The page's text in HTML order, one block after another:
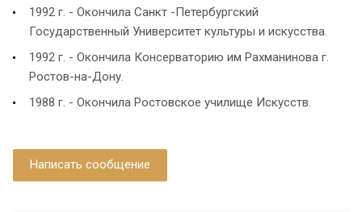
1992 г. - Окончила Санкт -Петербургский
Государственный Университет культуры и искусства.
1992 г. - Окончила Консерваторию им Рахманинова г.
Ростов-на-Дону.
1988 г. - Окончила Ростовское училище Искусств.
Написать сообщение